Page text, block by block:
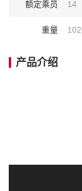
额定乘员 14
重量
产品介绍